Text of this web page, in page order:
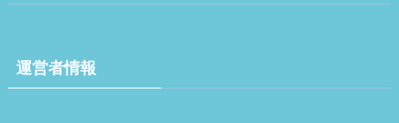
運営者情報